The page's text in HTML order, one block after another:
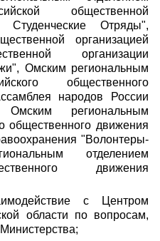
общественной
Студенческие Отряды",
организацией
организации
Омским региональным
общественного
народов России
региональным
общественного движения
"Волонтеры-
отделением
движения
с Центром
области по вопросам,